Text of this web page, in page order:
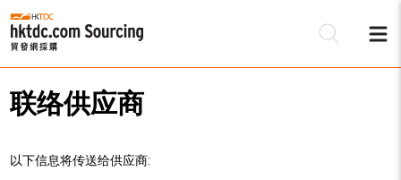
联络供应商
以下信息将传送给供应商: